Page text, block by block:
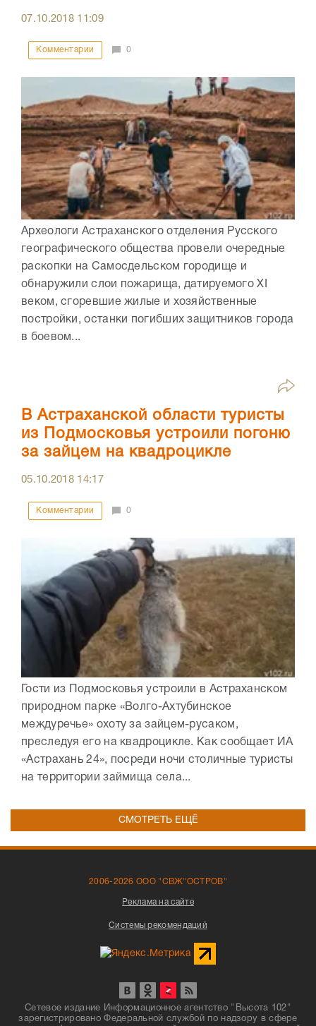
07.10.2018 11:09
Комментарии 0
Археологи Астраханского отделения Русского
географического общества провели очередные
раскопки на Самосдельском городище и
обнаружили слои пожарища, датируемого XI
веком, сгоревшие жилые и хозяйственные
постройки, останки погибших защитников города
в боевом...
В Астраханской области туристы
из Подмосковья устроили погоню
за зайцем на квадроцикле
05.10.2018 14:17
Комментарии 0
Гости из Подмосковья устроили в Астраханском
природном парке «Волго-Ахтубинское
междуречье» охоту за зайцем-русаком,
преследуя его на квадроцикле. Как сообщает ИА
«Астрахань 24», посреди ночи столичные туристы
на территории займища села...
СМОТРЕТЬ ЕЩЁ
2006-2026 ООО "СВЖ"ОСТРОВ"
Реклама на сайте
Системы рекомендаций
Сетевое издание Информационное агентство "Высота 102"
зарегистрировано Федеральной службой по надзору в сфере